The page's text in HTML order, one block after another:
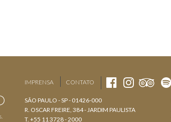
IMPRENSA CONTATO
SÃO PAULO - SP - 01426-000
R. OSCAR FREIRE, 384 - JARDIM PAULISTA
T. +55 11 3728 - 2000